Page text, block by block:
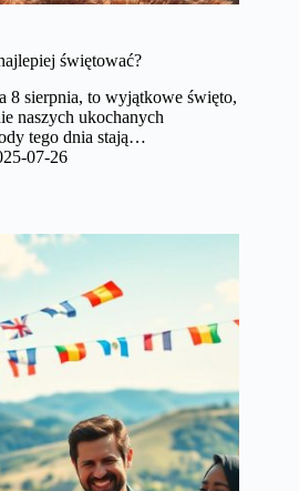
świętować?
8 sierpnia, to wyjątkowe święto,
naszych ukochanych
tego dnia stają…
07-26